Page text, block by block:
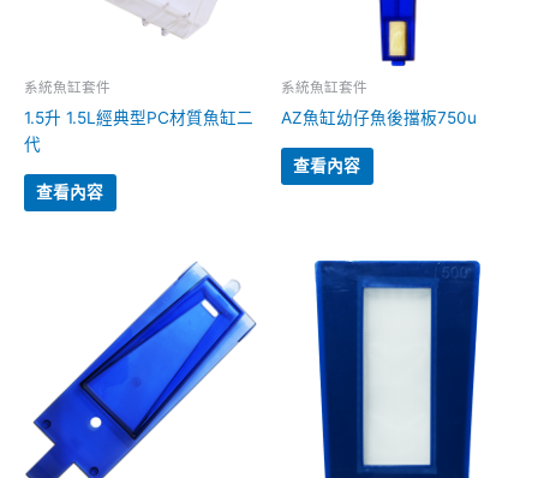
系統魚缸套件
1.5升 1.5L經典型PC材質魚缸二
代
查看內容
系統魚缸套件
AZ魚缸幼仔魚後擋板750u
查看內容